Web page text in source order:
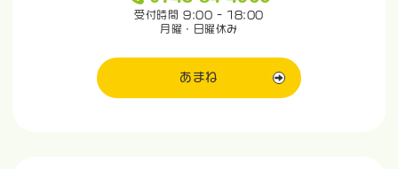
受付時間 9:00 - 18:00
月曜・日曜休み
あまね